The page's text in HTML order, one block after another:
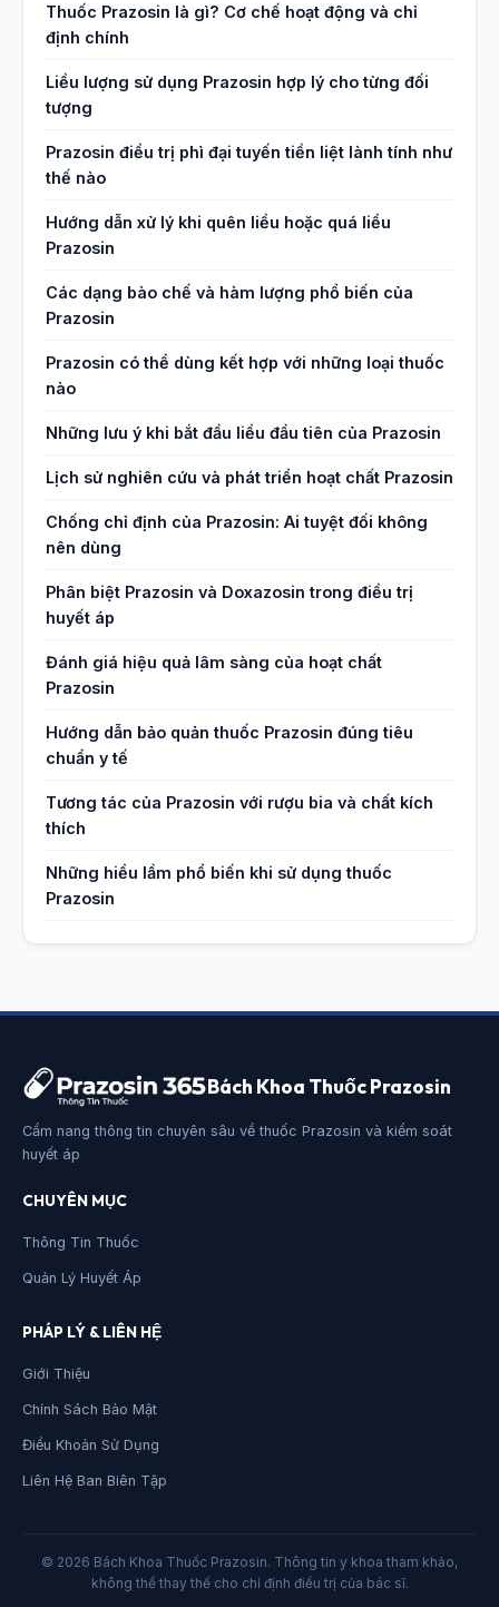
Thuốc Prazosin là gì? Cơ chế hoạt động và chỉ
định chính
Liều lượng sử dụng Prazosin hợp lý cho từng đối
tượng
Prazosin điều trị phì đại tuyến tiền liệt lành tính như
thế nào
Hướng dẫn xử lý khi quên liều hoặc quá liều
Prazosin
Các dạng bào chế và hàm lượng phổ biến của
Prazosin
Prazosin có thể dùng kết hợp với những loại thuốc
nào
Những lưu ý khi bắt đầu liều đầu tiên của Prazosin
Lịch sử nghiên cứu và phát triển hoạt chất Prazosin
Chống chỉ định của Prazosin: Ai tuyệt đối không
nên dùng
Phân biệt Prazosin và Doxazosin trong điều trị
huyết áp
Đánh giá hiệu quả lâm sàng của hoạt chất
Prazosin
Hướng dẫn bảo quản thuốc Prazosin đúng tiêu
chuẩn y tế
Tương tác của Prazosin với rượu bia và chất kích
thích
Những hiểu lầm phổ biến khi sử dụng thuốc
Prazosin
Bách Khoa Thuốc Prazosin
Cẩm nang thông tin chuyên sâu về thuốc Prazosin và kiểm soát
huyết áp
CHUYÊN MỤC
Thông Tin Thuốc
Quản Lý Huyết Áp
PHÁP LÝ & LIÊN HỆ
Giới Thiệu
Chính Sách Bảo Mật
Điều Khoản Sử Dụng
Liên Hệ Ban Biên Tập
© 2026 Bách Khoa Thuốc Prazosin. Thông tin y khoa tham khảo,
không thể thay thế cho chỉ định điều trị của bác sĩ.